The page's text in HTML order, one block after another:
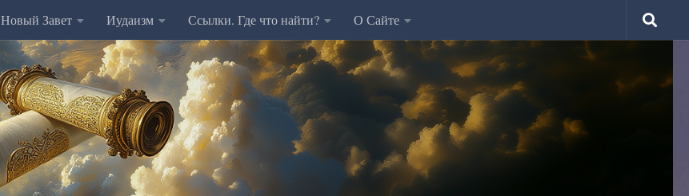
Новый Завет Иудаизм Ссылки. Где что найти? О Сайте